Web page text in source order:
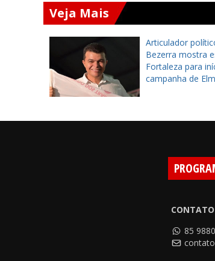
Veja Mais
Articulador
Bezerra mostra
Fortaleza para
campanha de
85